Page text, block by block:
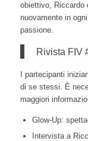
obiettivo, Riccardo
nuovamente in
passione.
Rivista FIV
I partecipanti
di se stessi. È
maggiori
Glow-Up:
Intervista a